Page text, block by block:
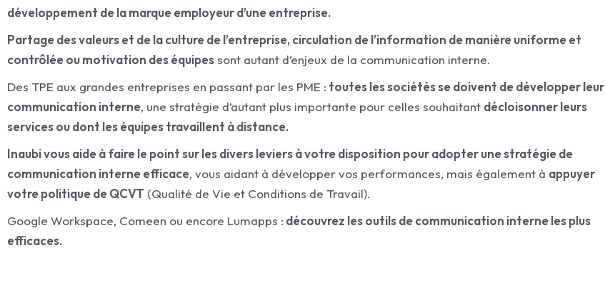
développement de la marque employeur d’une entreprise.
Partage des valeurs et de la culture de l’entreprise, circulation de l’information de manière uniforme et
contrôlée ou motivation des équipessont autant d’enjeux de la communication interne.
Des TPE aux grandes entreprises en passant par les PME : toutes les sociétés se doivent de développer leur
communication interne, une stratégie d’autant plus importante pour celles souhaitant décloisonner leurs
services ou dont les équipes travaillent à distance.
Inaubi vous aide à faire le point sur les divers leviers à votre disposition pour adopter une stratégie de
communication interne efficace, vous aidant à développer vos performances, mais également à appuyer
votre politique de QCVT (Qualité de Vie et Conditions de Travail).
Google Workspace, Comeen ou encore Lumapps : découvrez les outils de communication interne les plus
efficaces.